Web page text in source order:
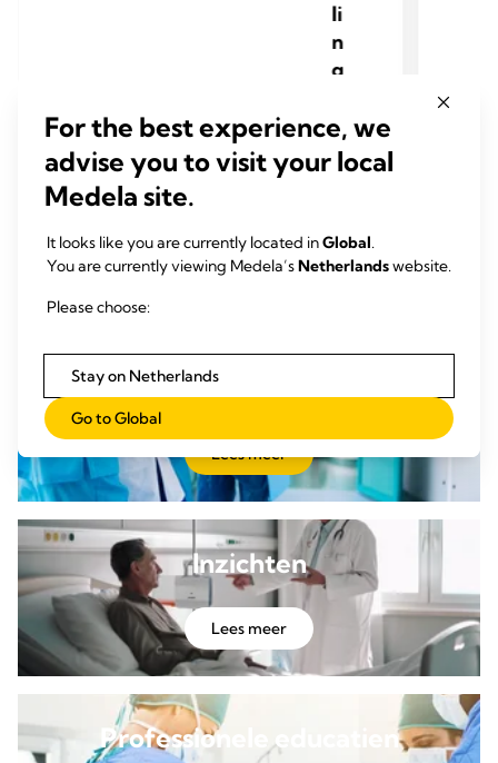
li
n
g
why Thopaz should be the gold standard for clinicians
seeking proven solutions in digital chest drainage.
Lees meer
Inzichten
Lees meer
Professionele educatien
For the best experience, we
advise you to visit your local
Medela site.
It looks like you are currently located inGlobal.
You are currently viewing Medela’sNetherlandswebsite.
Please choose:
Stay on Netherlands
Go to Global